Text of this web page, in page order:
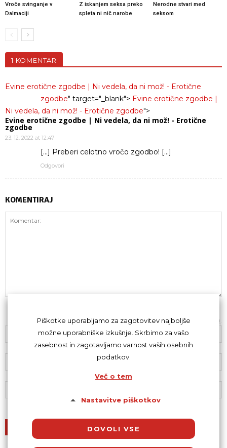
Vroče svinganje v
Dalmaciji
Z iskanjem seksa preko
spleta ni nič narobe
Nerodne stvari med
seksom
1 KOMENTAR
Evine erotične zgodbe | Ni vedela, da ni mož! - Erotične
zgodbe" target="_blank"> Evine erotične zgodbe |
Ni vedela, da ni mož! - Erotične zgodbe">
Evine erotične zgodbe | Ni vedela, da ni mož! - Erotične
zgodbe
23. 12. 2022 at 12:47
[…] Preberi celotno vročo zgodbo! […]
Odgovori
KOMENTIRAJ
Z oddajo komentarja se strinjaš skodeksom komentiranja
Piškotke uporabljamo za zagotovitev najboljše
možne uporabniške izkušnje. Skrbimo za vašo
zasebnost in zagotavljamo varnost vaših osebnih
podatkov.
Več o tem
Nastavitve piškotkov
DOVOLI VSE